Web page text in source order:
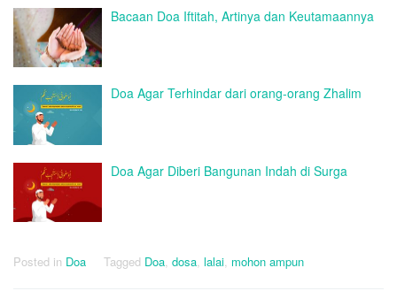
Bacaan Doa Iftitah, Artinya dan Keutamaannya
Doa Agar Terhindar dari orang-orang Zhalim
Doa Agar Diberi Bangunan Indah di Surga
Posted in Doa Tagged Doa, dosa, lalai, mohon ampun